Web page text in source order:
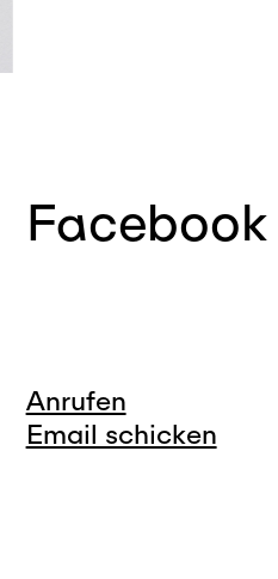
Facebook
Anrufen
Email schicken